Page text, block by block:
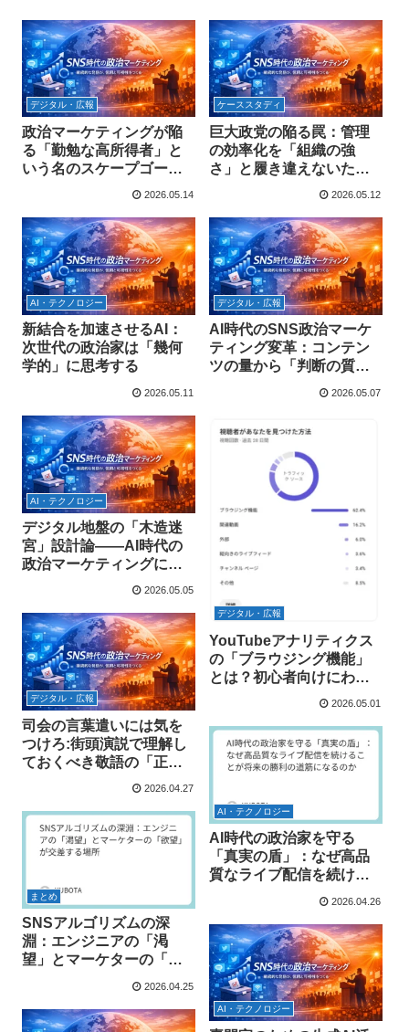
デジタル・広報
政治マーケティングが陥
る「勤勉な高所得者」と
いう名のスケープゴート
2026.05.14
ケーススタディ
巨大政党の陥る罠：管理
の効率化を「組織の強
さ」と履き違えないため
2026.05.12
AI・テクノロジー
新結合を加速させるAI：
次世代の政治家は「幾何
学的」に思考する
2026.05.11
デジタル・広報
AI時代のSNS政治マーケ
ティング変革：コンテン
ツの量から「判断の質」
2026.05.07
AI・テクノロジー
デジタル地盤の「木造迷
宮」設計論――AI時代の
政治マーケティングにお
ける構造化と神秘性の共
2026.05.05
デジタル・広報
YouTubeアナリティクス
の「ブラウジング機能」
とは？初心者向けにわか
2026.05.01
デジタル・広報
司会の言葉遣いには気を
つけろ:街頭演説で理解し
ておくべき敬語の「正
2026.04.27
AI・テクノロジー
AI時代の政治家を守る
「真実の盾」：なぜ高品
質なライブ配信を続ける
2026.04.26
まとめ
SNSアルゴリズムの深
淵：エンジニアの「渇
望」とマーケターの「欲
2026.04.25
AI・テクノロジー